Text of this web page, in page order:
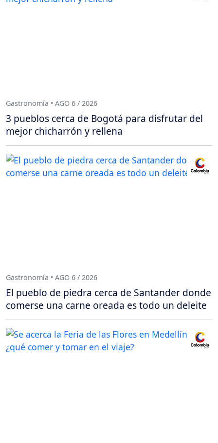
Gastronomía • AGO 6 / 2026
3 pueblos cerca de Bogotá para disfrutar del
mejor chicharrón y rellena
Gastronomía • AGO 6 / 2026
El pueblo de piedra cerca de Santander donde
comerse una carne oreada es todo un deleite